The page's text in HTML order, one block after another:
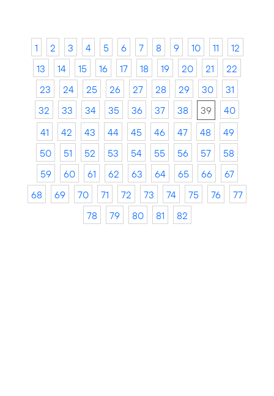
1 2 3 4 5 6 7 8 9 10 11
12
13
14 15 16 17 18 19 20 21
22
23
24 25 26 27 28 29 30
31
32
33 34 35 36 37 38 39
40
41
42 43 44 45 46 47 48
49
50
51 52 53 54 55 56 57
58
59
60 61 62 63 64 65 66
67
68
69 70 71 72 73 74 75 76
77
78
79 80 81 82